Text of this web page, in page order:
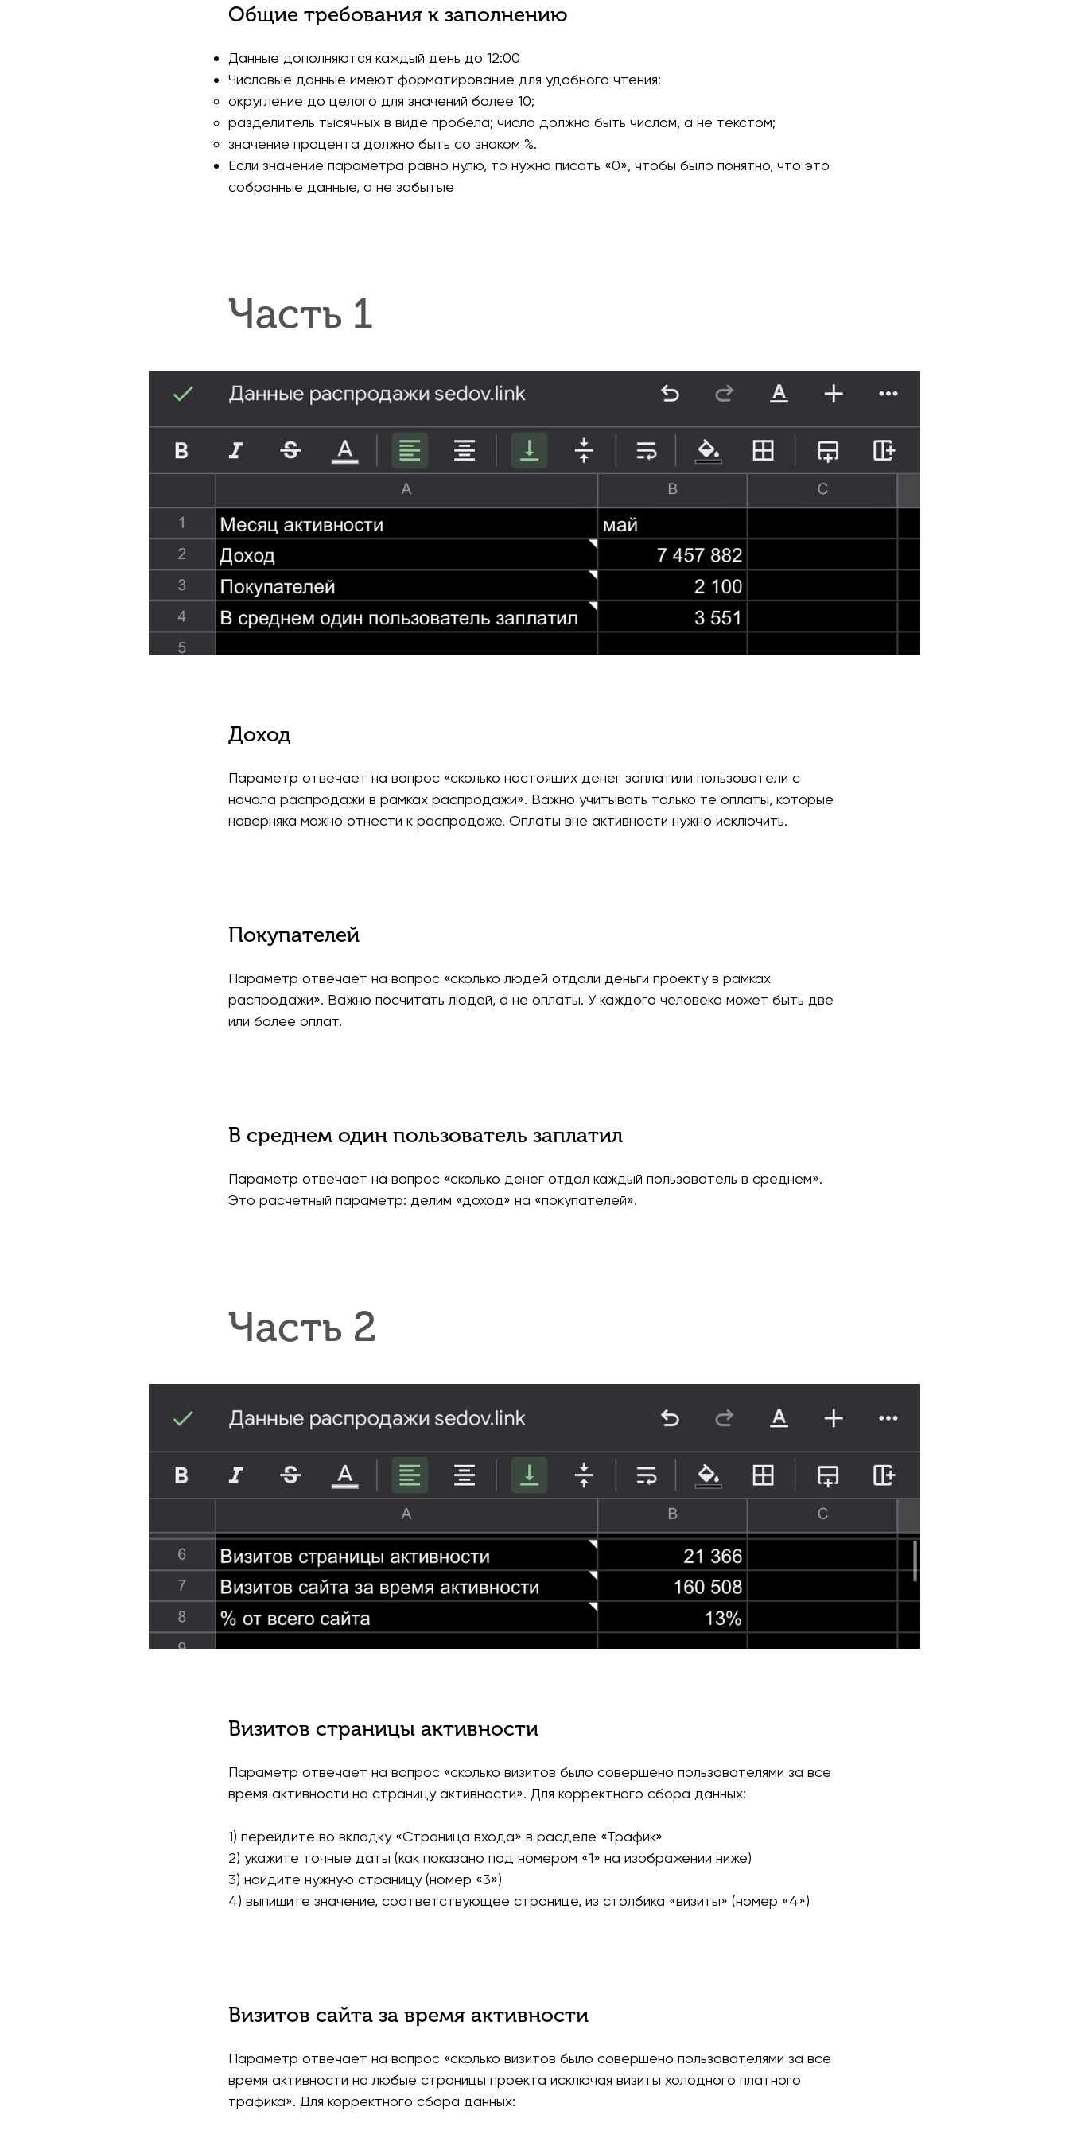
Общие требования к заполнению
Данные дополняются каждый день до 12:00
Числовые данные имеют форматирование для удобного чтения:
округление до целого для значений более 10;
разделитель тысячных в виде пробела; число должно быть числом, а не текстом;
значение процента должно быть со знаком %.
Если значение параметра равно нулю, то нужно писать «0», чтобы было понятно, что это
собранные данные, а не забытые
Часть 1
Доход
Параметр отвечает на вопрос «сколько настоящих денег заплатили пользователи с
начала распродажи в рамках распродажи». Важно учитывать только те оплаты, которые
наверняка можно отнести к распродаже. Оплаты вне активности нужно исключить.
Покупателей
Параметр отвечает на вопрос «сколько людей отдали деньги проекту в рамках
распродажи». Важно посчитать людей, а не оплаты. У каждого человека может быть две
или более оплат.
В среднем один пользователь заплатил
Параметр отвечает на вопрос «сколько денег отдал каждый пользователь в среднем».
Это расчетный параметр: делим «доход» на «покупателей».
Часть 2
Визитов страницы активности
Параметр отвечает на вопрос «сколько визитов было совершено пользователями за все
время активности на страницу активности». Для корректного сбора данных:
1) перейдите во вкладку «Страница входа» в расделе «Трафик»
2) укажите точные даты (как показано под номером «1» на изображении ниже)
3) найдите нужную страницу (номер «3»)
4) выпишите значение, соответствующее странице, из столбика «визиты» (номер «4»)
Визитов сайта за время активности
Параметр отвечает на вопрос «сколько визитов было совершено пользователями за все
время активности на любые страницы проекта исключая визиты холодного платного
трафика». Для корректного сбора данных: